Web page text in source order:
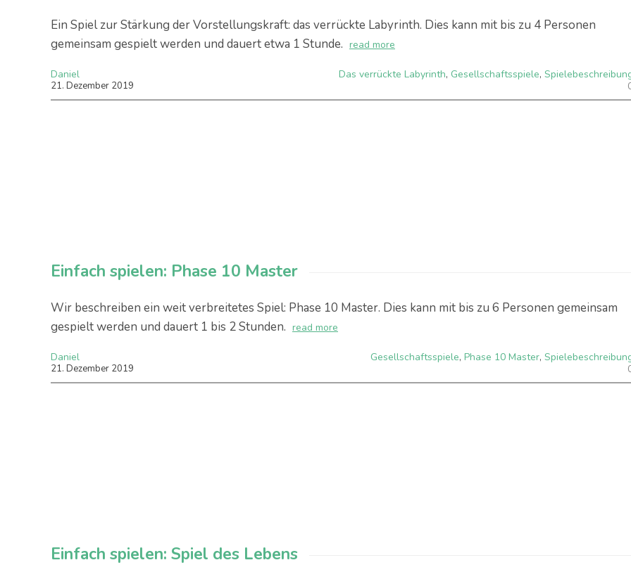
Ein Spiel zur Stärkung der Vorstellungskraft: das verrückte Labyrinth. Dies kann mit bis zu 4 Personen
gemeinsam gespielt werden und dauert etwa 1 Stunde. read more
Daniel
21. Dezember 2019
Das verrückte Labyrinth, Gesellschaftsspiele,
Einfach spielen: Phase 10 Master
Wir beschreiben ein weit verbreitetes Spiel: Phase 10 Master. Dies kann mit bis zu 6 Personen gemeinsam
gespielt werden und dauert 1 bis 2 Stunden. read more
Daniel
21. Dezember 2019
Gesellschaftsspiele, Phase 10 Master,
Einfach spielen: Spiel des Lebens